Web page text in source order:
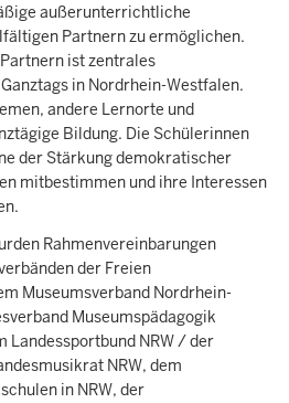
außerunterrichtliche
Partnern zu ermöglichen.
ist zentrales
in Nordrhein-Westfalen.
andere Lernorte und
Bildung. Die Schülerinnen
der Stärkung demokratischer
mitbestimmen und ihre Interessen
Rahmenvereinbarungen
der Freien
Museumsverband Nordrhein-
Museumspädagogik
Landessportbund NRW / der
NRW, dem
in NRW, der